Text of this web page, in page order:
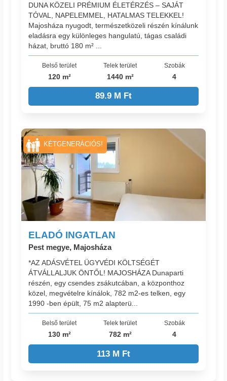
DUNA KÖZELI PRÉMIUM ÉLETÉRZÉS – SAJÁT
TÓVAL, NAPELEMMEL, HATALMAS TELEKKEL!
Majosháza nyugodt, természetközeli részén kínálunk
eladásra egy különleges hangulatú, tágas családi
házat, bruttó 180 m² ...
Belső terület
120 m²
Telek terület
1440 m²
Szobák
4
89.9 M Ft
ELADÓ INGATLAN
Pest megye, Majosháza
*AZ ADÁSVÉTEL ÜGYVÉDI KÖLTSÉGÉT
ÁTVÁLLALJUK ÖNTŐL! MAJOSHÁZA Dunaparti
részén, egy csendes zsákutcában, a központhoz
közel, megvételre kínálok, 782 m2-es telken, egy
1990 -ben épült, 75 m2 alapterü...
Belső terület
130 m²
Telek terület
782 m²
Szobák
4
113 M Ft
KÉTGENERÁCIÓS!